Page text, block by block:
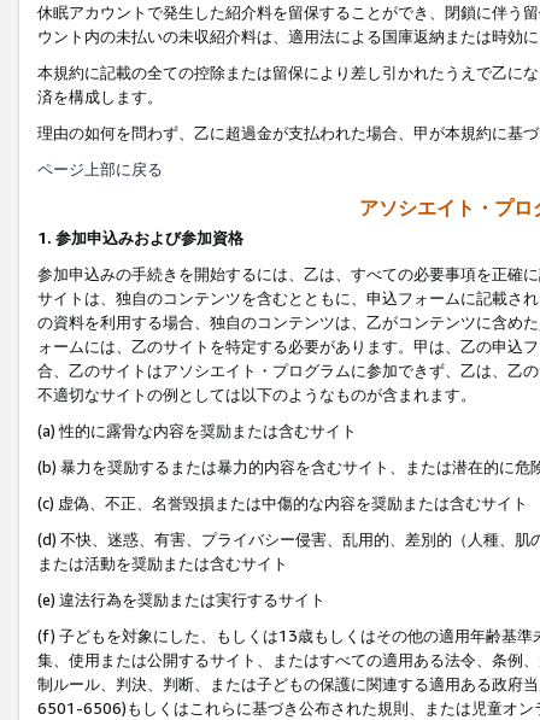
休眠アカウントで発生した紹介料を留保することができ、閉鎖に伴う
ウント内の未払いの未収紹介料は、適用法による国庫返納または時効
本規約に記載の全ての控除または留保により差し引かれたうえで乙に
済を構成します。
理由の如何を問わず、乙に超過金が支払われた場合、甲が本規約に基
ページ上部に戻る
アソシエイト・プ
1. 参加申込みおよび参加資格
参加申込みの手続きを開始するには、乙は、すべての必要事項を正確
サイトは、独自のコンテンツを含むとともに、申込フォームに記載さ
の資料を利用する場合、独自のコンテンツは、乙がコンテンツに含め
ォームには、乙のサイトを特定する必要があります。甲は、乙の申込
合、乙のサイトはアソシエイト・プログラムに参加できず、乙は、乙
不適切なサイトの例としては以下のようなものが含まれます。
(a) 性的に露骨な内容を奨励または含むサイト
(b) 暴力を奨励するまたは暴力的内容を含むサイト、または潜在的に
(c) 虚偽、不正、名誉毀損または中傷的な内容を奨励または含むサイト
(d) 不快、迷惑、有害、プライバシー侵害、乱用的、差別的（人種、
または活動を奨励または含むサイト
(e) 違法行為を奨励または実行するサイト
(f) 子どもを対象にした、もしくは13歳もしくはその他の適用年齢基
集、使用または公開するサイト、またはすべての適用ある法令、条例
制ルール、判決、判断、または子どもの保護に関連する適用ある政府
6501-6506)もしくはこれらに基づき公布された規則、または児童オン